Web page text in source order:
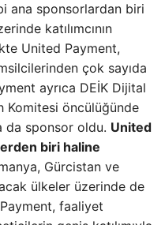
ana sponsorlardan biri
katılımcının
United Payment,
çok sayıda
ayrıca DEİK Dijital
Komitesi öncülüğünde
da sponsor oldu. United
biri haline
Gürcistan ve
ülkeler üzerinde de
faaliyet